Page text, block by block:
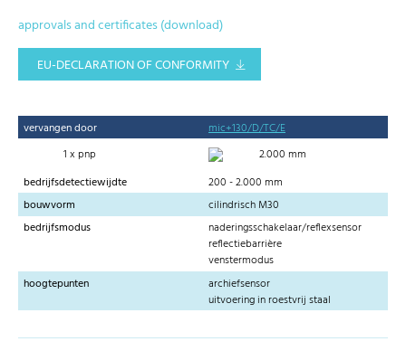
approvals and certificates (download)
EU-DECLARATION OF CONFORMITY
vervangen door
mic+130/D/TC/E
1 x pnp
2.000 mm
bedrijfsdetectiewijdte
200 - 2.000 mm
bouwvorm
cilindrisch M30
bedrijfsmodus
naderingsschakelaar/reflexsensor
reflectiebarrière
venstermodus
hoogtepunten
archiefsensor
uitvoering in roestvrij staal